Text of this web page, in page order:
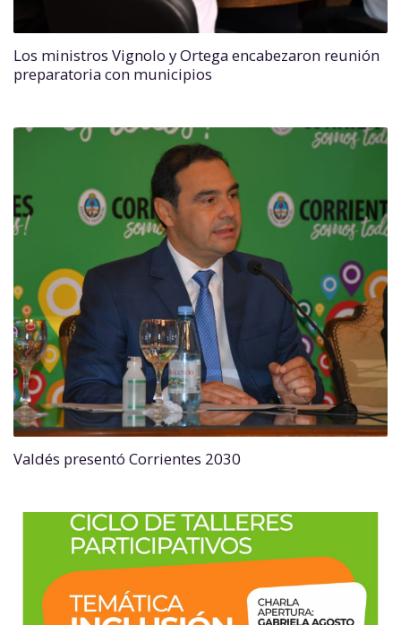
Los ministros Vignolo y Ortega encabezaron reunión
preparatoria con municipios
Valdés presentó Corrientes 2030